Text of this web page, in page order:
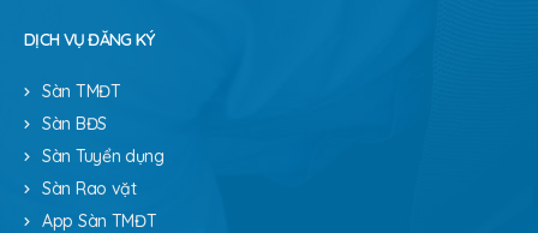
DỊCH VỤ ĐĂNG KÝ
Sàn TMĐT
Sàn BĐS
Sàn Tuyển dụng
Sàn Rao vặt
App Sàn TMĐT